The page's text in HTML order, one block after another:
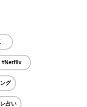
#Netflix
グ
占い